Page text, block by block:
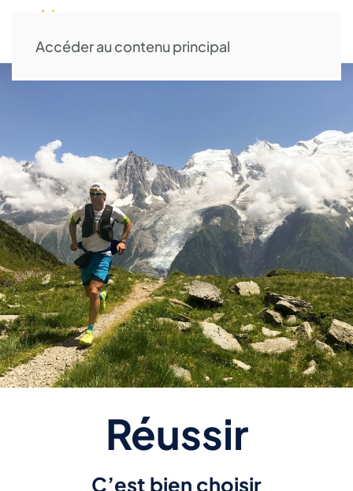
Accéder au contenu principal
Réussir
C’est bien choisir